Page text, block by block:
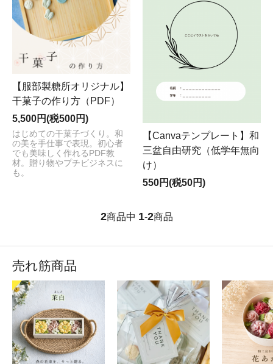
【服部製糖所オリジナル】
干菓子の作り方（PDF）
5,500円(税500円)
はじめての干菓子づくり。和
の美を手仕事で表現。初心者
でも美味しく作れるPDF教
材。贈り物やプチビジネスに
も。
【Canvaテンプレート】和
三盆自由研究（低学年無向
け）
550円(税50円)
2商品中 1-2商品
売れ筋商品